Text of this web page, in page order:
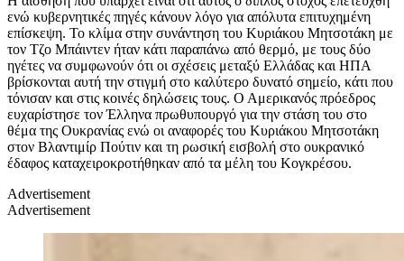
ενώ κυβερνητικές πηγές κάνουν λόγο για απόλυτα επιτυχημένη
επίσκεψη. Το κλίμα στην συνάντηση του Κυριάκου Μητσοτάκη με
τον Τζο Μπάιντεν ήταν κάτι παραπάνω από θερμό, με τους δύο
ηγέτες να συμφωνούν ότι οι σχέσεις μεταξύ Ελλάδας και ΗΠΑ
βρίσκονται αυτή την στιγμή στο καλύτερο δυνατό σημείο, κάτι που
τόνισαν και στις κοινές δηλώσεις τους. Ο Αμερικανός πρόεδρος
ευχαρίστησε τον Έλληνα πρωθυπουργό για την στάση του στο
θέμα της Ουκρανίας ενώ οι αναφορές του Κυριάκου Μητσοτάκη
στον Βλαντιμίρ Πούτιν και τη ρωσική εισβολή στο ουκρανικό
έδαφος καταχειροκροτήθηκαν από τα μέλη του Κογκρέσου.
Advertisement
Advertisement